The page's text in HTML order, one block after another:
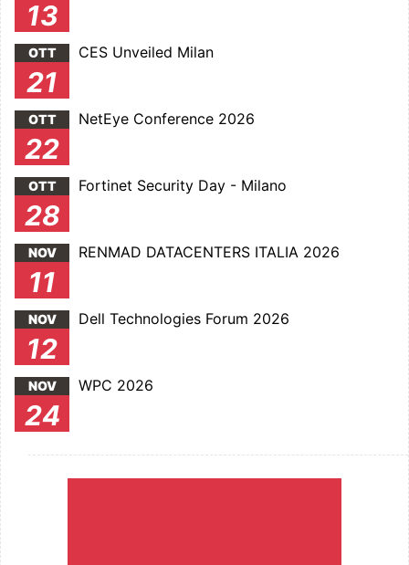
13
OTT
21
CES Unveiled Milan
OTT
22
NetEye Conference 2026
OTT
28
Fortinet Security Day - Milano
NOV
11
RENMAD DATACENTERS ITALIA 2026
NOV
12
Dell Technologies Forum 2026
NOV
24
WPC 2026